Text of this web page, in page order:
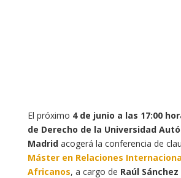
El próximo 4 de junio a las 17:00
de Derecho de la Universidad
Madridacogerá la conferencia de
Máster en Relaciones
Africanos, a cargo de Raúl